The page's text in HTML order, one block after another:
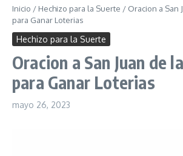
Inicio / Hechizo para la Suerte / Oracion a San
para Ganar Loterias
Hechizo para la Suerte
Oracion a San Juan de
para Ganar Loterias
mayo 26, 2023